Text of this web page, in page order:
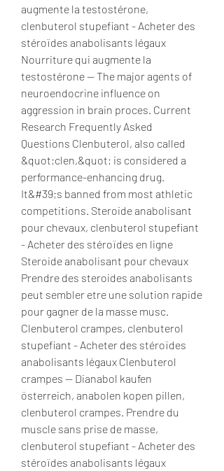
augmente la testostérone,
clenbuterol stupefiant - Acheter des
stéroïdes anabolisants légaux
Nourriture qui augmente la
testostérone -- The major agents of
neuroendocrine influence on
aggression in brain proces. Current
Research Frequently Asked
Questions Clenbuterol, also called
&quot;clen,&quot; is considered a
performance-enhancing drug.
It&#39;s banned from most athletic
competitions. Steroide anabolisant
pour chevaux, clenbuterol stupefiant
- Acheter des stéroïdes en ligne
Steroide anabolisant pour chevaux
Prendre des steroides anabolisants
peut sembler etre une solution rapide
pour gagner de la masse musc.
Clenbuterol crampes, clenbuterol
stupefiant - Acheter des stéroïdes
anabolisants légaux Clenbuterol
crampes -- Dianabol kaufen
österreich, anabolen kopen pillen,
clenbuterol crampes. Prendre du
muscle sans prise de masse,
clenbuterol stupefiant - Acheter des
stéroïdes anabolisants légaux